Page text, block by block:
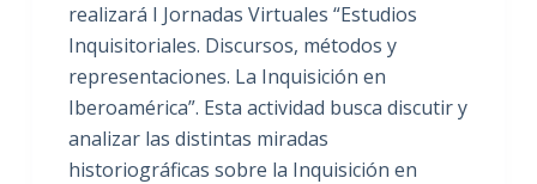
realizará I Jornadas Virtuales “Estudios
Inquisitoriales. Discursos, métodos y
representaciones. La Inquisición en
Iberoamérica”. Esta actividad busca discutir y
analizar las distintas miradas
historiográficas sobre la Inquisición en